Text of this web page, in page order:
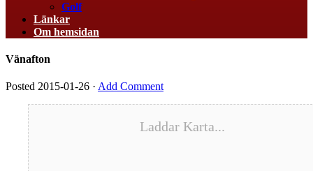
Golf
Länkar
Om hemsidan
Vänafton
Posted 2015-01-26 · Add Comment
Laddar Karta...